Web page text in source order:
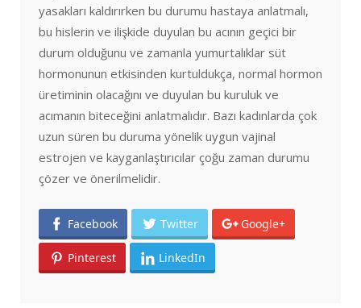
yasakları kaldırırken bu durumu hastaya anlatmalı,
bu hislerin ve ilişkide duyulan bu acının geçici bir
durum olduğunu ve zamanla yumurtalıklar süt
hormonunun etkisinden kurtuldukça, normal hormon
üretiminin olacağını ve duyulan bu kuruluk ve
acımanın biteceğini anlatmalıdır. Bazı kadınlarda çok
uzun süren bu duruma yönelik uygun vajinal
estrojen ve kayganlaştırıcılar çoğu zaman durumu
çözer ve önerilmelidir.
Facebook Twitter Google+
Pinterest LinkedIn